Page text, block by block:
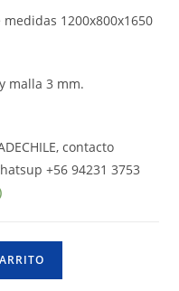
1200x800x1650
malla 3 mm.
contacto
+56 94231 3753